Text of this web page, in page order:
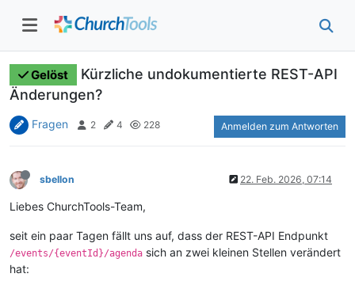
Gelöst
Kürzliche undokumentierte REST-API
Änderungen?
Fragen 2 4 228 Anmelden zum Antworten
sbellon 22. Feb. 2026, 07:14
Liebes ChurchTools-Team,
seit ein paar Tagen fällt uns auf, dass der REST-API Endpunkt
/events/{eventId}/agenda sich an zwei kleinen Stellen verändert
hat: